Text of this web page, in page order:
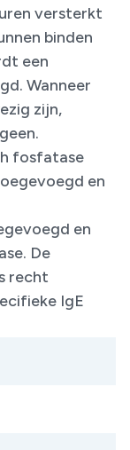
versterkt
binden
een
Wanneer
zijn,
fosfatase
en
en
De
recht
IgE